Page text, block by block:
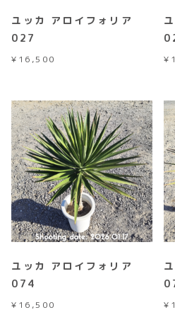
ユッカ アロイフォリア
027
¥ 16,500 ¥
ユッカ アロイフォリア
074
¥ 16,500 ¥